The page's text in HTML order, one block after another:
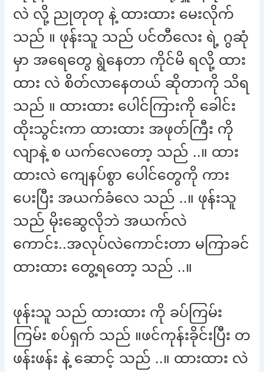
လဲ လို့ ညုတုတု နဲ့ ထားထား မေးလိုက်
သည် ။ ဖုန်းသူ သည် ပင်တီလေး ရဲ့ ဂွဆုံ
မှာ အရေတွေ ရွဲနေတာ ကိုင်မိ ရလို့ ထား
ထား လဲ စိတ်လာနေတယ် ဆိုတာကို သိရ
သည် ။ ထားထား ပေါင်ကြားကို ခေါင်း
ထိုးသွင်းကာ ထားထား အဖုတ်ကြီး ကို
လျာနဲ့ စ ယက်လေတော့ သည် ..။ ထား
ထားလဲ ကျေနပ်စွာ ပေါင်တွေကို ကား
ပေးပြီး အယက်ခံလေ သည် ..။ ဖုန်းသူ
သည် မိုးဆွေလိုဘဲ အယက်လဲ
ကောင်း..အလုပ်လဲကောင်းတာ မကြာခင်
ထားထား တွေ့ရတော့ သည် ..။
ဖုန်းသူ သည် ထားထား ကို ခပ်ကြမ်း
ကြမ်း စပ်ရှက် သည် ။ဖင်ကုန်းခိုင်းပြီး တ
ဖန်းဖန်း နဲ့ ဆောင့် သည် ..။ ထားထား လဲ